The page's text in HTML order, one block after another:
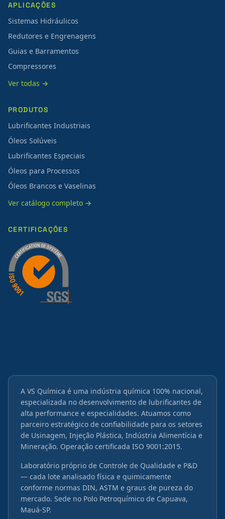
APLICAÇÕES
Sistemas Hidráulicos
Redutores e Engrenagens
Guias e Barramentos
Compressores
Ver todas →
PRODUTOS
Lubrificantes Industriais
Óleos Solúveis
Lubrificantes Especiais
Óleos para Processos
Óleos Brancos e Vaselinas
Ver catálogo completo →
CERTIFICAÇÕES
A VS Química é uma indústria química 100% nacional,
especializada no desenvolvimento de lubrificantes de
alta performance e especialidades. Atuamos como
parceiro estratégico de confiabilidade para os setores
de Usinagem, Injeção Plástica, Indústria Alimentícia e
Mineração. Operação certificada ISO 9001:2015.
Laboratório próprio de Controle de Qualidade e P&D
— cada lote analisado física e quimicamente
conforme normas DIN, ASTM e graus de pureza do
mercado. Sede no Polo Petroquímico de Capuava,
Mauá-SP.